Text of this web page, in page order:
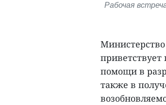
Рабочая
помощи в
также в